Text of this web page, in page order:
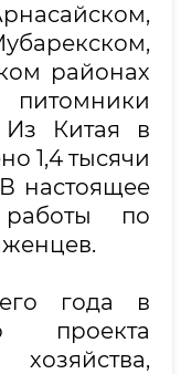
районах
Из Китая в
1,4 тысячи
настоящее
по
года в
проекта